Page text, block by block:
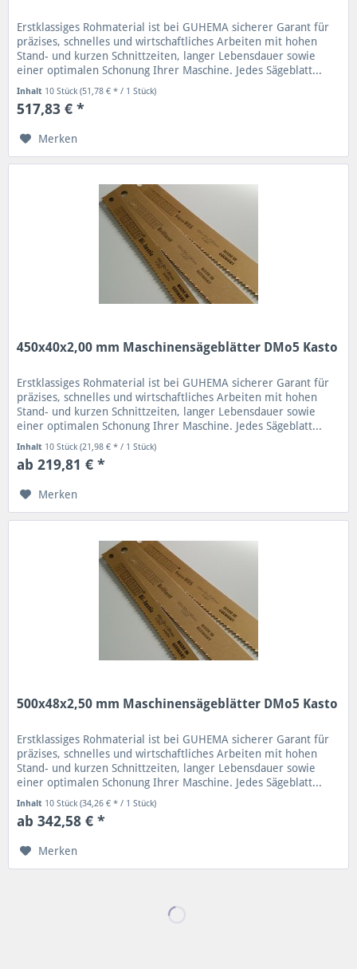
Erstklassiges Rohmaterial ist bei GUHEMA sicherer Garant für
präzises, schnelles und wirtschaftliches Arbeiten mit hohen
Stand- und kurzen Schnittzeiten, langer Lebensdauer sowie
einer optimalen Schonung Ihrer Maschine. Jedes Sägeblatt...
Inhalt 10 Stück(51,78 € * / 1 Stück)
517,83 € *
Merken
450x40x2,00 mm Maschinensägeblätter DMo5 Kasto
Erstklassiges Rohmaterial ist bei GUHEMA sicherer Garant für
präzises, schnelles und wirtschaftliches Arbeiten mit hohen
Stand- und kurzen Schnittzeiten, langer Lebensdauer sowie
einer optimalen Schonung Ihrer Maschine. Jedes Sägeblatt...
Inhalt 10 Stück(21,98 € * / 1 Stück)
ab 219,81 € *
Merken
500x48x2,50 mm Maschinensägeblätter DMo5 Kasto
Erstklassiges Rohmaterial ist bei GUHEMA sicherer Garant für
präzises, schnelles und wirtschaftliches Arbeiten mit hohen
Stand- und kurzen Schnittzeiten, langer Lebensdauer sowie
einer optimalen Schonung Ihrer Maschine. Jedes Sägeblatt...
Inhalt 10 Stück(34,26 € * / 1 Stück)
ab 342,58 € *
Merken